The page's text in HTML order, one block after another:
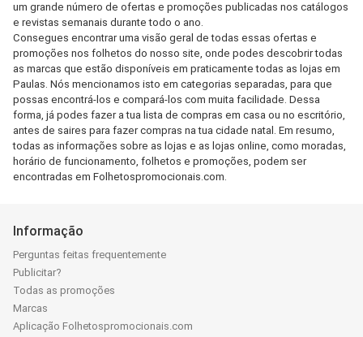
um grande número de ofertas e promoções publicadas nos catálogos
e revistas semanais durante todo o ano.
Consegues encontrar uma visão geral de todas essas ofertas e
promoções nos folhetos do nosso site, onde podes descobrir todas
as marcas que estão disponíveis em praticamente todas as lojas em
Paulas. Nós mencionamos isto em categorias separadas, para que
possas encontrá-los e compará-los com muita facilidade. Dessa
forma, já podes fazer a tua lista de compras em casa ou no escritório,
antes de saires para fazer compras na tua cidade natal. Em resumo,
todas as informações sobre as lojas e as lojas online, como moradas,
horário de funcionamento, folhetos e promoções, podem ser
encontradas em Folhetospromocionais.com.
Informação
Perguntas feitas frequentemente
Publicitar?
Todas as promoções
Marcas
Aplicação Folhetospromocionais.com